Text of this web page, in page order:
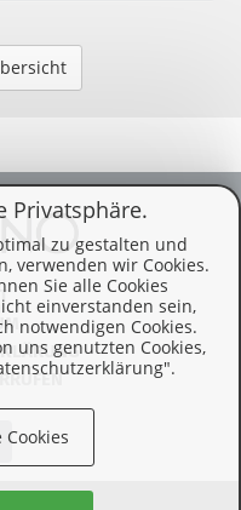
Privatsphäre.
zu gestalten und
verwenden wir Cookies.
Sie alle Cookies
einverstanden sein,
notwendigen Cookies.
uns genutzten Cookies,